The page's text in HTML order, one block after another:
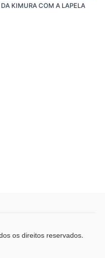
KIMURA COM A LAPELA
os direitos reservados.